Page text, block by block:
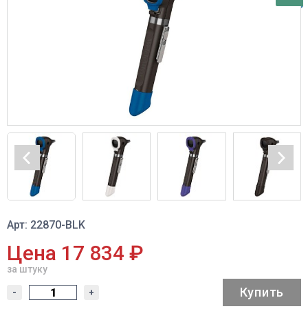
Арт: 22870-BLK
Цена 17 834 ₽
за штуку
- + Купить